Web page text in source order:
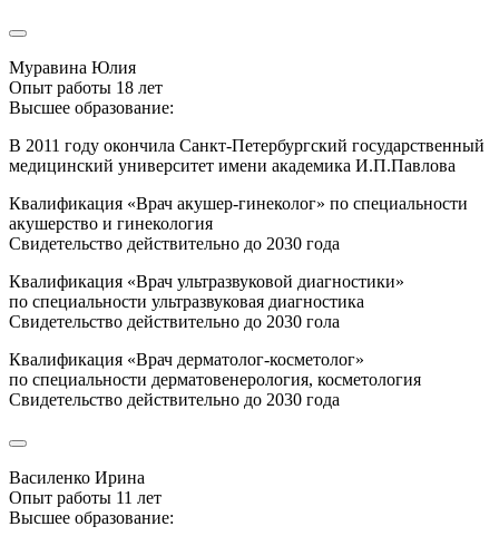
Муравина Юлия
Опыт работы 18 лет
Высшее образование:
В 2011 году окончила Санкт-Петербургский государственный
медицинский университет имени академика И.П.Павлова
Квалификация «Врач акушер-гинеколог» по специальности
акушерство и гинекология
Свидетельство действительно до 2030 года
Квалификация «Врач ультразвуковой диагностики»
по специальности ультразвуковая диагностика
Свидетельство действительно до 2030 гола
Квалификация «Врач дерматолог-косметолог»
по специальности дерматовенерология, косметология
Свидетельство действительно до 2030 года
Василенко Ирина
Опыт работы 11 лет
Высшее образование: